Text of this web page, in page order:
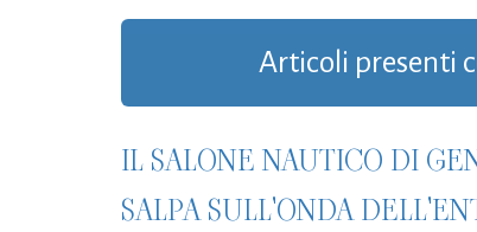
Articoli presenti
IL SALONE NAUTICO DI
SALPA SULL'ONDA